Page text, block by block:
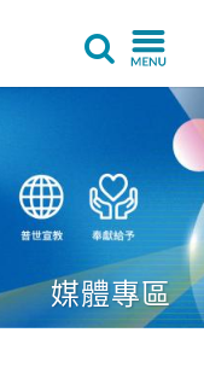
媒體專區